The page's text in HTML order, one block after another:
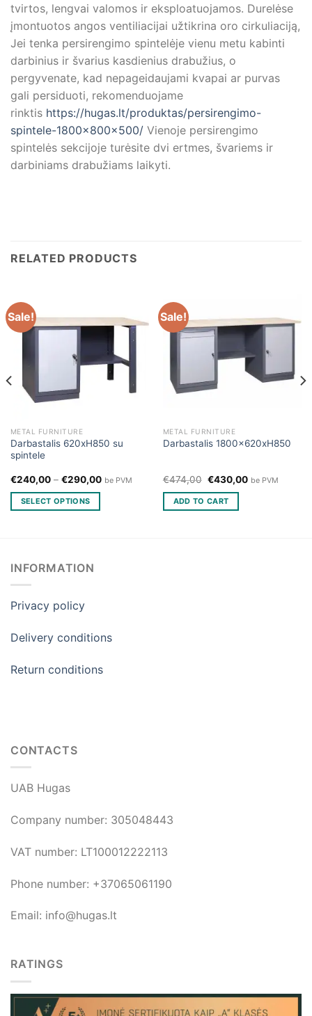
tvirtos, lengvai valomos ir eksploatuojamos. Durelėse
įmontuotos angos ventiliacijai užtikrina oro cirkuliaciją,
Jei tenka persirengimo spintelėje vienu metu kabinti
darbinius ir švarius kasdienius drabužius, o
pergyvenate, kad nepageidaujami kvapai ar purvas
gali persiduoti, rekomenduojame
rinktis https://hugas.lt/produktas/persirengimo-
spintele-1800x800x500/ Vienoje persirengimo
spintelės sekcijoje turėsite dvi ertmes, švariems ir
darbiniams drabužiams laikyti.
RELATED PRODUCTS
Sale!
METAL FURNITURE
Darbastalis 620xH850 su
spintele
€240,00– €290,00 be PVM
SELECT OPTIONS
multiple
variants.
options
be
on
the
Sale!
METAL FURNITURE
Darbastalis 1800x620xH850
€474,00 Original
was:
€474,00.
€430,00Current
be PVM
ADD TO CART
INFORMATION
Privacy policy
Delivery conditions
Return conditions
CONTACTS
UAB Hugas
Company number: 305048443
VAT number: LT100012222113
Phone number: +37065061190
Email: info@hugas.lt
RATINGS